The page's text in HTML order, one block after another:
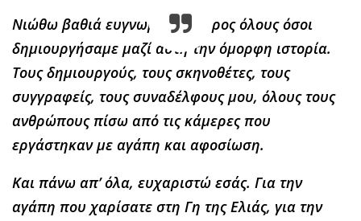
Νιώθω βαθιά ευγνωμοσύνη προς όλους όσοι
δημιουργήσαμε μαζί αυτή την όμορφη ιστορία.
Τους δημιουργούς, τους σκηνοθέτες, τους
συγγραφείς, τους συναδέλφους μου, όλους τους
ανθρώπους πίσω από τις κάμερες που
εργάστηκαν με αγάπη και αφοσίωση.
Και πάνω απ’ όλα, ευχαριστώ εσάς. Για την
αγάπη που χαρίσατε στη Γη της Ελιάς, για την